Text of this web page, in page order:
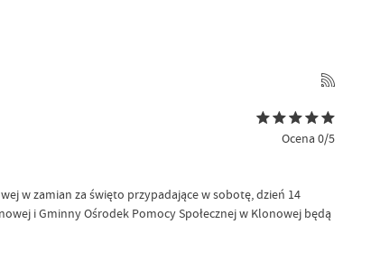
Ocena 0/5
w zamian za święto przypadające w sobotę, dzień 14
i Gminny Ośrodek Pomocy Społecznej w Klonowej będą